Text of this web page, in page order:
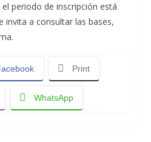
periodo de inscripción está
invita a consultar las bases,
Print
WhatsApp